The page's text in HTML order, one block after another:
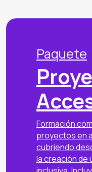
Paquete
Formación
proyectos en
cubriendo
la creación de